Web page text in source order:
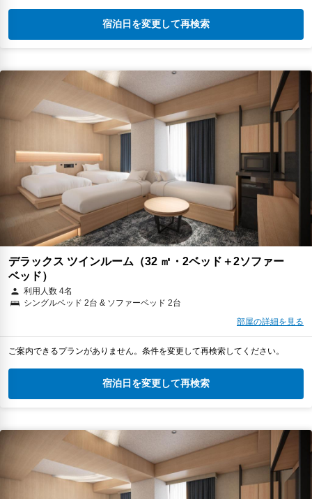
宿泊日を変更して再検索
デラックス ツインルーム（32 ㎡・2ベッド＋2ソファー
ベッド）
利用人数 4名
シングルベッド 2台 & ソファーベッド 2台
部屋の詳細を見る
ご案内できるプランがありません。条件を変更して再検索してください。
宿泊日を変更して再検索